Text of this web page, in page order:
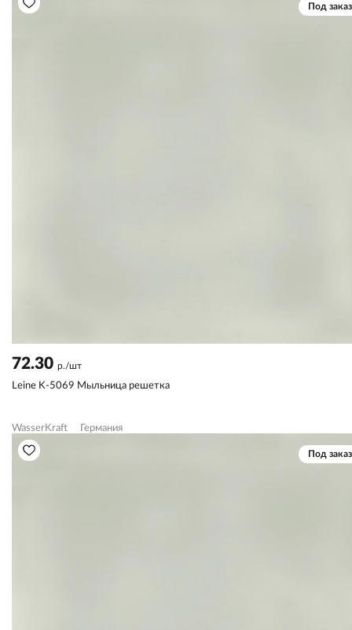
Под заказ
72.30 р./шт
Leine K-5069 Мыльница решетка
WasserKraft Германия
Под заказ